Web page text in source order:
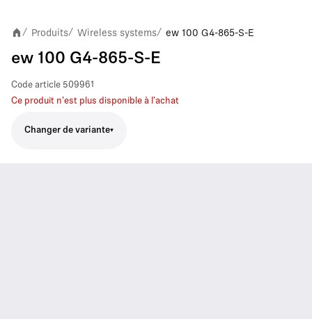
/ Produits/ Wireless systems/ ew 100 G4-865-S-E
ew 100 G4-865-S-E
Code article 509961
Ce produit n'est plus disponible à l'achat
Changer de variante